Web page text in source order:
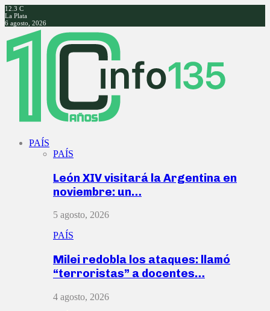
12.3 C
La Plata
6 agosto, 2026
Facebook
Twitter
Instagram
Youtube
PAÍS
PAÍS
León XIV visitará la Argentina en
noviembre: un…
5 agosto, 2026
PAÍS
Milei redobla los ataques: llamó
“terroristas” a docentes…
4 agosto, 2026